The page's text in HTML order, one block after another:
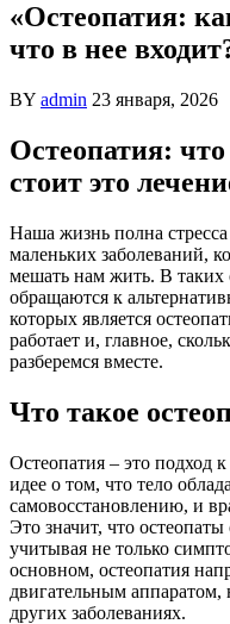
«Остеопатия:
что в нее
BY admin 23 января, 2026
Остеопатия:
стоит это
Наша жизнь полна
маленьких заболеваний,
мешать нам жить. В таких
обращаются к
которых является
работает и, главное,
разберемся вместе.
Что такое
Остеопатия – это подход
идее о том, что тело
самовосстановлению, и
Это значит, что
учитывая не только
основном, остеопатия
двигательным
других заболеваниях.